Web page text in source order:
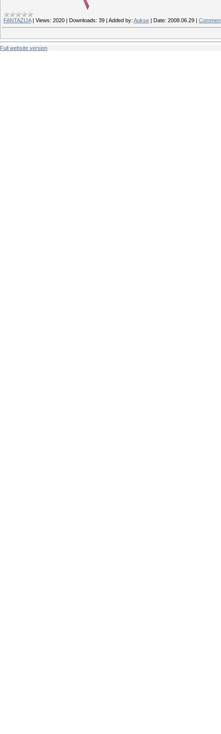
FANTAZIJA| Views: 2020 | Downloads: 39 | Added by: Aukse | Date: 2008.06.29 |
Full website version